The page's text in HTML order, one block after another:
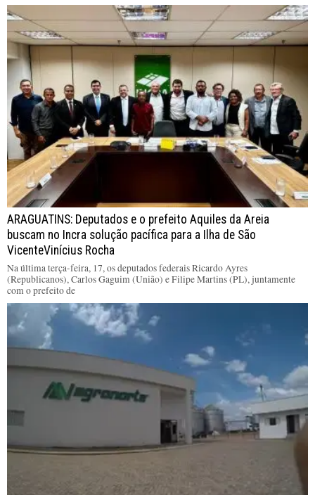
ARAGUATINS: Deputados e o prefeito Aquiles da Areia
buscam no Incra solução pacífica para a Ilha de São
VicenteVinícius Rocha
Na última terça-feira, 17, os deputados federais Ricardo Ayres
(Republicanos), Carlos Gaguim (União) e Filipe Martins (PL), juntamente
com o prefeito de